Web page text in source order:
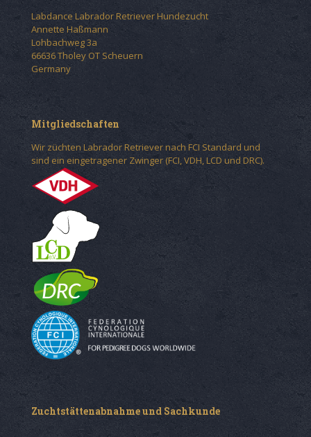
Labdance Labrador Retriever Hundezucht
Annette Haßmann
Lohbachweg 3a
66636 Tholey OT Scheuern
Germany
Mitgliedschaften
Wir züchten Labrador Retriever nach FCI Standard und
sind ein eingetragener Zwinger (FCI, VDH, LCD und DRC).
Zuchtstättenabnahme und Sachkunde